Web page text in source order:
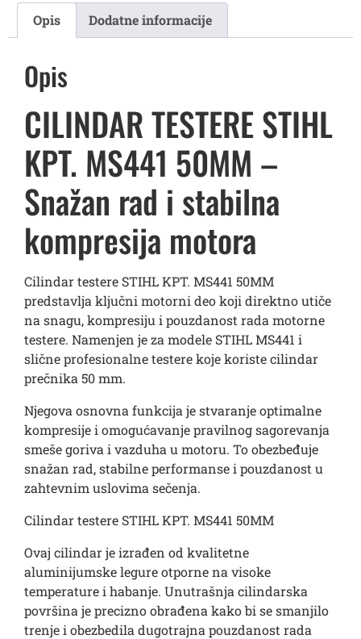
Opis Dodatne informacije
Opis
CILINDAR TESTERE STIHL
KPT. MS441 50MM –
Snažan rad i stabilna
kompresija motora
Cilindar testere STIHL KPT. MS441 50MM
predstavlja ključni motorni deo koji direktno utiče
na snagu, kompresiju i pouzdanost rada motorne
testere. Namenjen je za modele STIHL MS441 i
slične profesionalne testere koje koriste cilindar
prečnika 50 mm.
Njegova osnovna funkcija je stvaranje optimalne
kompresije i omogućavanje pravilnog sagorevanja
smeše goriva i vazduha u motoru. To obezbeđuje
snažan rad, stabilne performanse i pouzdanost u
zahtevnim uslovima sečenja.
Cilindar testere STIHL KPT. MS441 50MM
Ovaj cilindar je izrađen od kvalitetne
aluminijumske legure otporne na visoke
temperature i habanje. Unutrašnja cilindarska
površina je precizno obrađena kako bi se smanjilo
trenje i obezbedila dugotrajna pouzdanost rada